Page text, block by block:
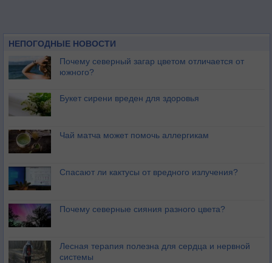
НЕПОГОДНЫЕ НОВОСТИ
Почему северный загар цветом отличается от
южного?
Букет сирени вреден для здоровья
Чай матча может помочь аллергикам
Спасают ли кактусы от вредного излучения?
Почему северные сияния разного цвета?
Лесная терапия полезна для сердца и нервной
системы